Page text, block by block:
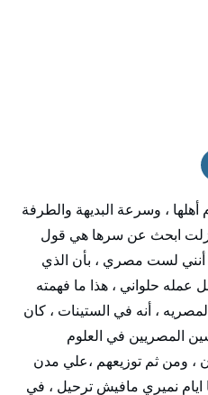
، وسرعة البديهة والطرفة
زلت ابحث عن سرها هي قول
أنني لست مصري ، بأن الذي
حلواني ، هذا ما فهمته
، أنه في الستينات ، كان
المصريين في العلوم
، ومن ثم توزيعهم ،علي مدن
ايام نميري مافيش ترحيل ، في